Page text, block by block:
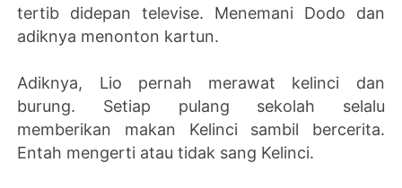
tertib didepan televise. Menemani Dodo dan
adiknya menonton kartun.
Adiknya, Lio pernah merawat kelinci dan
burung. Setiap pulang sekolah selalu
memberikan makan Kelinci sambil bercerita.
Entah mengerti atau tidak sang Kelinci.